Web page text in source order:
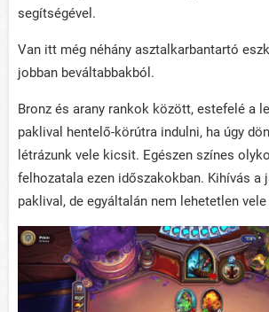
segítségével.
Van itt még néhány asztalkarbantartó
jobban beváltabbakból.
Bronz és arany rankok között, estefelé a
paklival hentelő-körútra indulni, ha úgy
létrázunk vele kicsit. Egészen színes
felhozatala ezen időszakokban. Kihívás a
paklival, de egyáltalán nem lehetetlen